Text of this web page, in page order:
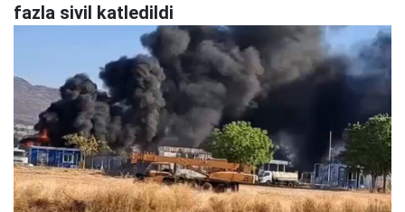
fazla sivil katledildi